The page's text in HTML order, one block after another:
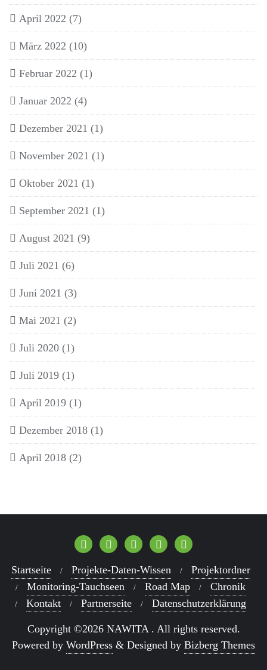
April 2022 (7)
März 2022 (10)
Februar 2022 (1)
Januar 2022 (4)
Dezember 2021 (1)
November 2021 (1)
Oktober 2021 (1)
September 2021 (1)
August 2021 (9)
Juli 2021 (6)
Juni 2021 (3)
Mai 2021 (2)
Juli 2020 (1)
Juli 2019 (1)
April 2019 (1)
Dezember 2018 (1)
April 2018 (2)
Startseite Projekte-Daten-Wissen
Projektordner
Monitoring-Tauchseen
Road Map
Chronik
Kontakt
Partnerseite Datenschutzerklärung
Copyright ©2026 NAWITA . All rights reserved.
Powered by WordPress & Designed by Bizberg Themes